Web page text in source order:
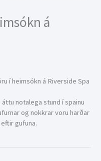
á
í heimsókn á Riverside Spa
notalega stund í spainu
og nokkrar voru harðar
gufuna.